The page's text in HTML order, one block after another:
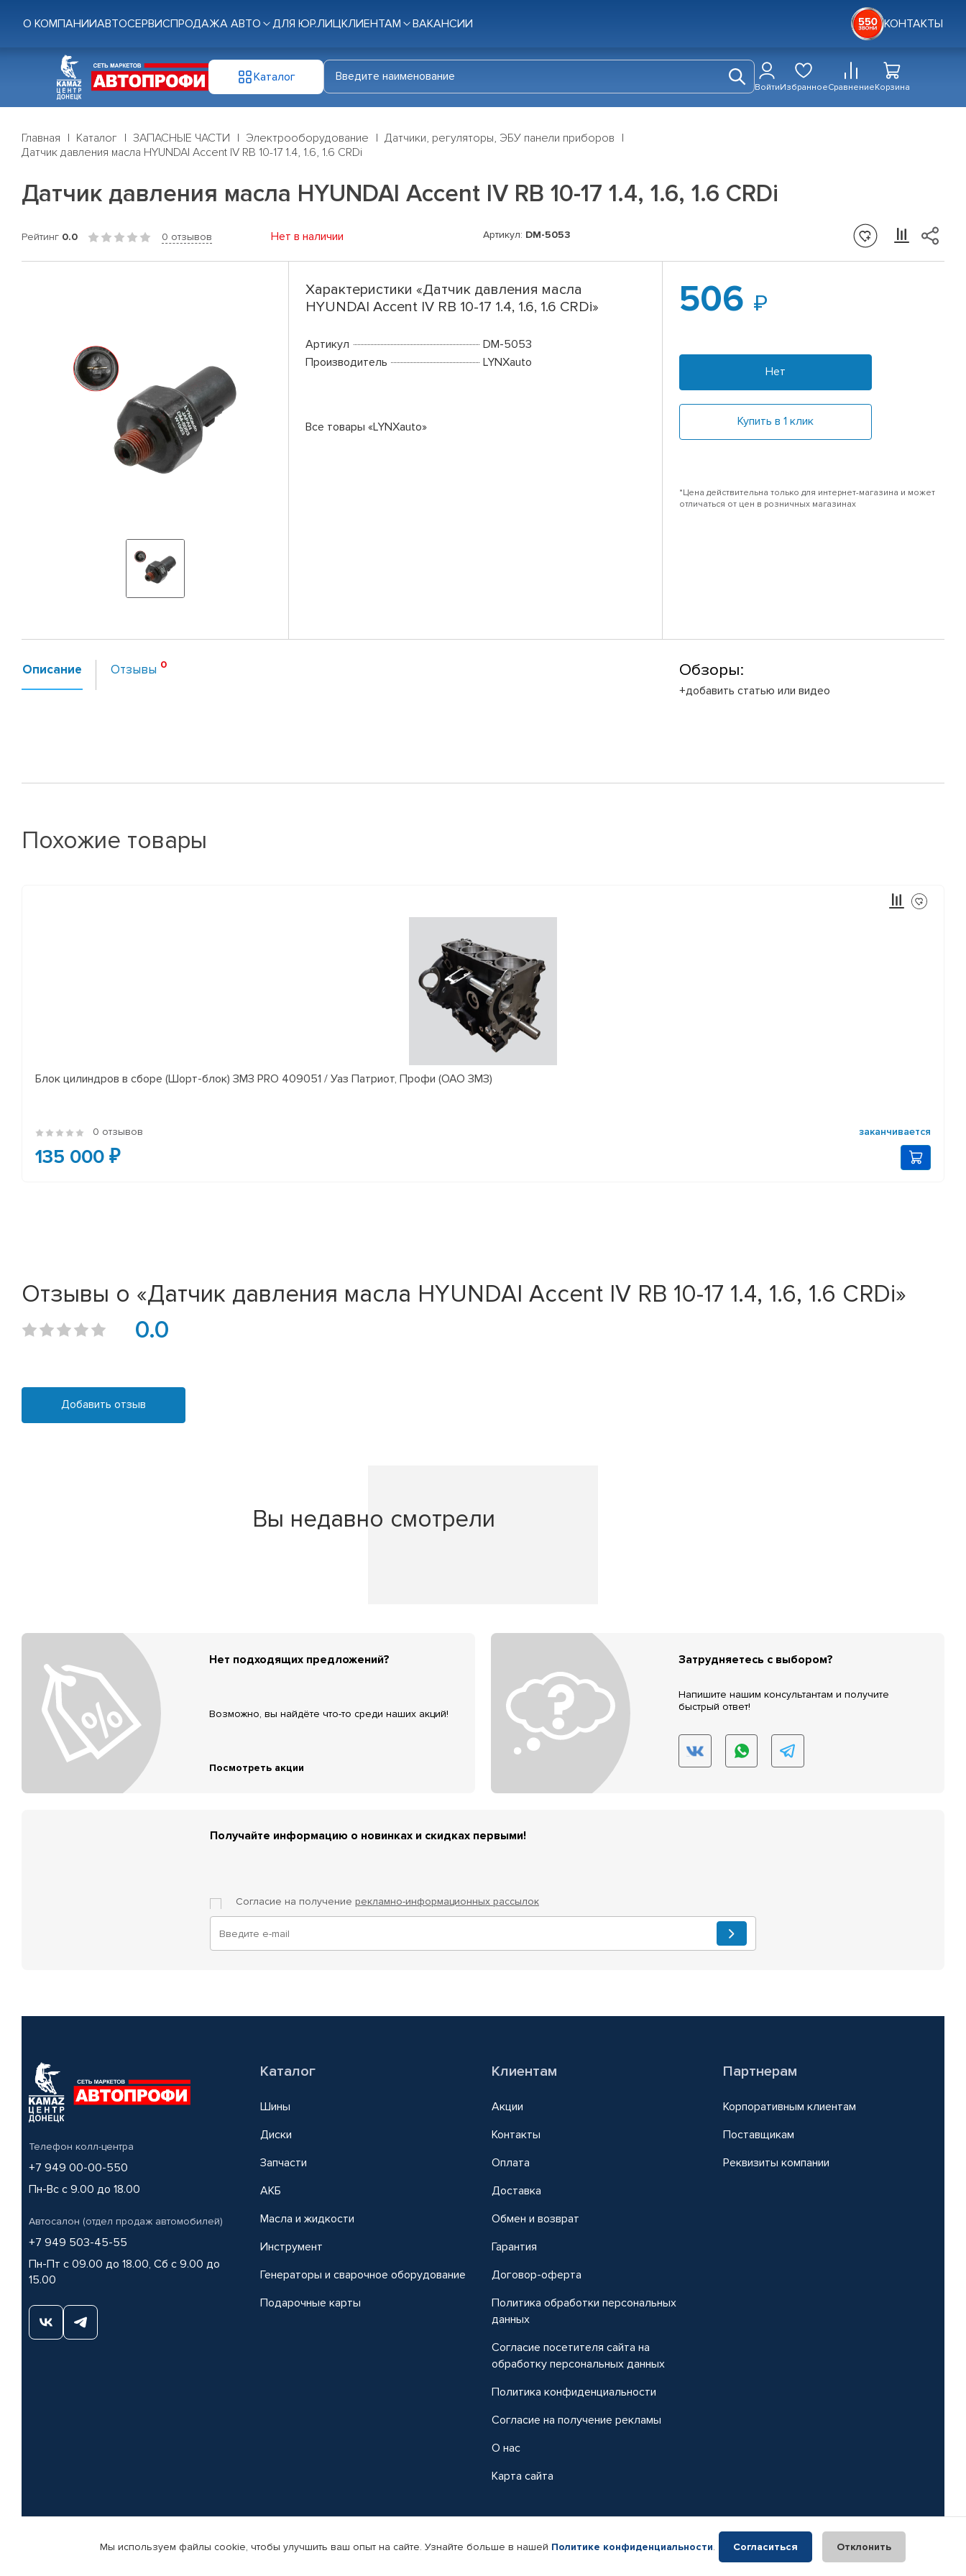
О КОМПАНИИАВТОСЕРВИСПРОДАЖА АВТО ДЛЯ ЮР.ЛИЦКЛИЕНТАМ ВАКАНСИИ КОНТАКТЫ
Каталог
ВойтиИзбранноеСравнениеКорзина
Главная Каталог ЗАПАСНЫЕ ЧАСТИ Электрооборудование
Датчики, регуляторы, ЭБУ панели приборов
Датчик давления масла HYUNDAI Accent IV RB 10-17 1.4, 1.6, 1.6 CRDi
Датчик давления масла HYUNDAI Accent IV RB 10-17 1.4, 1.6, 1.6 CRDi
Рейтинг 0.0 0 отзывов Нет в наличии Артикул: DM-5053
Характеристики «Датчик давления масла
HYUNDAI Accent IV RB 10-17 1.4, 1.6, 1.6 CRDi»
Артикул
DM-5053
Производитель
LYNXauto
Все товары «LYNXauto»
506
Нет
Купить в 1 клик
*Цена действительна только для интернет-магазина и может
отличаться от цен в розничных магазинах
Описание Отзывы Обзоры:
+добавить статью или видео
Похожие товары
Блок цилиндров в сборе (Шорт-блок) ЗМЗ PRO 409051 / Уаз Патриот, Профи (ОАО ЗМЗ)
0 отзывов заканчивается
135 000 ₽
Отзывы о «Датчик давления масла HYUNDAI Accent IV RB 10-17 1.4, 1.6, 1.6 CRDi»
0.0
Добавить отзыв
Вы недавно смотрели
Нет подходящих предложений?
Возможно, вы найдёте что-то среди наших акций!
Посмотреть акции
Затрудняетесь с выбором?
Напишите нашим консультантам и получите
быстрый ответ!
Получайте информацию о новинках и скидках первыми!
Согласие на получение рекламно-информационных рассылок
Телефон колл-центра
+7 949 00-00-550
Пн-Вс с 9.00 до 18.00
Автосалон (отдел продаж автомобилей)
+7 949 503-45-55
Пн-Пт с 09.00 до 18.00, Сб с 9.00 до
15.00
Каталог
Шины
Диски
Запчасти
АКБ
Масла и жидкости
Инструмент
Генераторы и сварочное оборудование
Подарочные карты
Клиентам
Акции
Контакты
Оплата
Доставка
Обмен и возврат
Гарантия
Договор-оферта
Политика обработки персональных
данных
Согласие посетителя сайта на
обработку персональных данных
Политика конфиденциальности
Согласие на получение рекламы
О нас
Карта сайта
Партнерам
Корпоративным клиентам
Поставщикам
Реквизиты компании
© КАМАЗ ЦЕНТР ДОНЕЦК, 2015-2026. Все права защищены. Интернет-магазин автомобильных товаров Автопрофи.
Мы используем файлы cookie, чтобы улучшить ваш опыт на сайте. Узнайте больше в нашей Политике конфиденциальности. Согласиться Отклонить